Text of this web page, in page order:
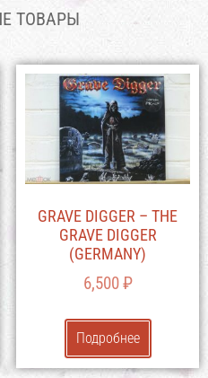
ТОВАРЫ
GRAVE DIGGER – THE
GRAVE DIGGER
(GERMANY)
6,500₽
Подробнее